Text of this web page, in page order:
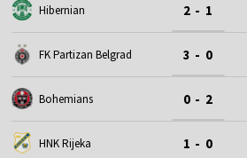
Hibernian 2 - 1
FK Partizan Belgrad 3 - 0
Bohemians 0 - 2
HNK Rijeka 1 - 0